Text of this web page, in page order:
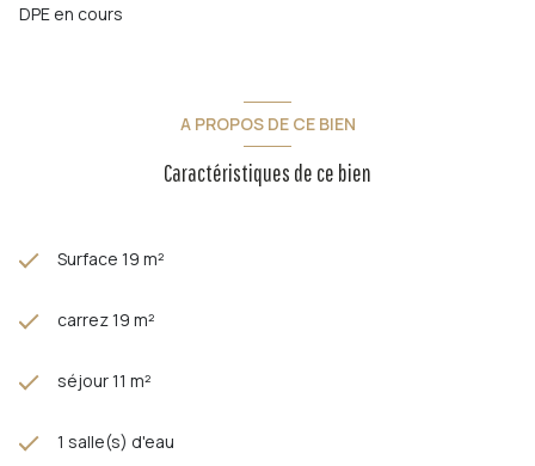
DPE en cours
A PROPOS DE CE BIEN
Caractéristiques de ce bien
Surface 19 m²
carrez 19 m²
séjour 11 m²
1 salle(s) d'eau